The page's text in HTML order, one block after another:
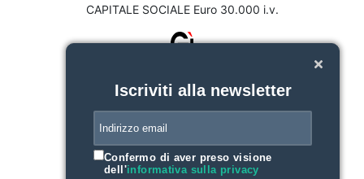
CAPITALE SOCIALE Euro 30.000 i.v.
Iscriviti alla newsletter
Confermo di aver preso visione
dell'informativa sulla privacy